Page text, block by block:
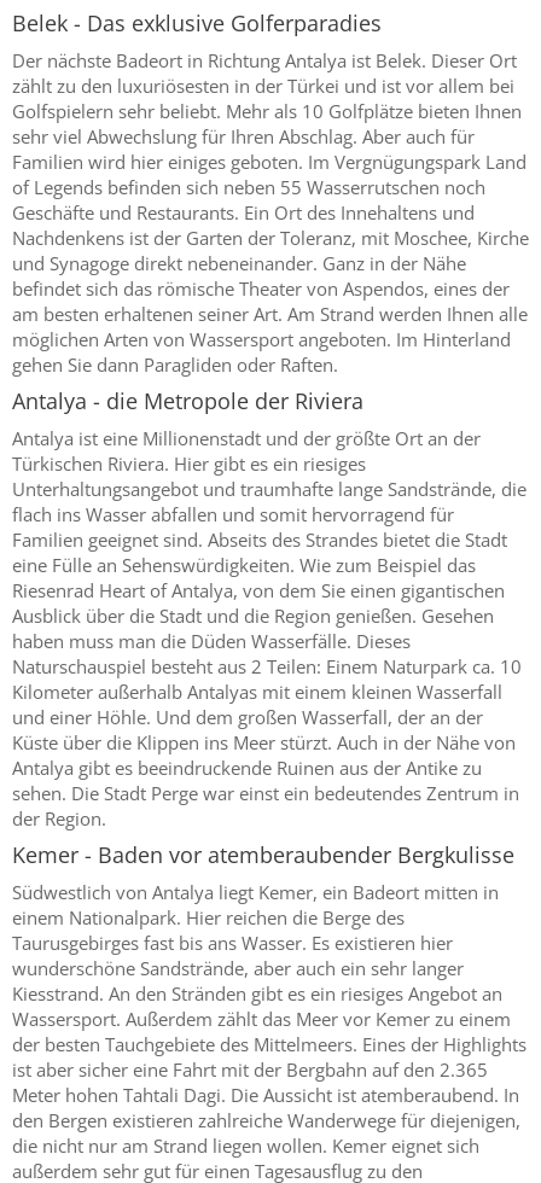
Belek - Das exklusive Golferparadies
Der nächste Badeort in Richtung Antalya ist Belek. Dieser Ort
zählt zu den luxuriösesten in der Türkei und ist vor allem bei
Golfspielern sehr beliebt. Mehr als 10 Golfplätze bieten Ihnen
sehr viel Abwechslung für Ihren Abschlag. Aber auch für
Familien wird hier einiges geboten. Im Vergnügungspark Land
of Legends befinden sich neben 55 Wasserrutschen noch
Geschäfte und Restaurants. Ein Ort des Innehaltens und
Nachdenkens ist der Garten der Toleranz, mit Moschee, Kirche
und Synagoge direkt nebeneinander. Ganz in der Nähe
befindet sich das römische Theater von Aspendos, eines der
am besten erhaltenen seiner Art. Am Strand werden Ihnen alle
möglichen Arten von Wassersport angeboten. Im Hinterland
gehen Sie dann Paragliden oder Raften.
Antalya - die Metropole der Riviera
Antalya ist eine Millionenstadt und der größte Ort an der
Türkischen Riviera. Hier gibt es ein riesiges
Unterhaltungsangebot und traumhafte lange Sandstrände, die
flach ins Wasser abfallen und somit hervorragend für
Familien geeignet sind. Abseits des Strandes bietet die Stadt
eine Fülle an Sehenswürdigkeiten. Wie zum Beispiel das
Riesenrad Heart of Antalya, von dem Sie einen gigantischen
Ausblick über die Stadt und die Region genießen. Gesehen
haben muss man die Düden Wasserfälle. Dieses
Naturschauspiel besteht aus 2 Teilen: Einem Naturpark ca. 10
Kilometer außerhalb Antalyas mit einem kleinen Wasserfall
und einer Höhle. Und dem großen Wasserfall, der an der
Küste über die Klippen ins Meer stürzt. Auch in der Nähe von
Antalya gibt es beeindruckende Ruinen aus der Antike zu
sehen. Die Stadt Perge war einst ein bedeutendes Zentrum in
der Region.
Kemer - Baden vor atemberaubender Bergkulisse
Südwestlich von Antalya liegt Kemer, ein Badeort mitten in
einem Nationalpark. Hier reichen die Berge des
Taurusgebirges fast bis ans Wasser. Es existieren hier
wunderschöne Sandstrände, aber auch ein sehr langer
Kiesstrand. An den Stränden gibt es ein riesiges Angebot an
Wassersport. Außerdem zählt das Meer vor Kemer zu einem
der besten Tauchgebiete des Mittelmeers. Eines der Highlights
ist aber sicher eine Fahrt mit der Bergbahn auf den 2.365
Meter hohen Tahtali Dagi. Die Aussicht ist atemberaubend. In
den Bergen existieren zahlreiche Wanderwege für diejenigen,
die nicht nur am Strand liegen wollen. Kemer eignet sich
außerdem sehr gut für einen Tagesausflug zu den